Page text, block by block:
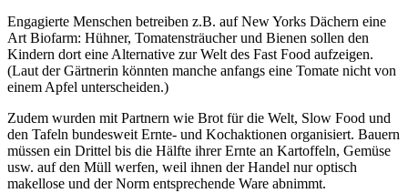
Engagierte Menschen betreiben z.B. auf New Yorks Dächern eine
Art Biofarm: Hühner, Tomatensträucher und Bienen sollen den
Kindern dort eine Alternative zur Welt des Fast Food aufzeigen.
(Laut der Gärtnerin könnten manche anfangs eine Tomate nicht von
einem Apfel unterscheiden.)
Zudem wurden mit Partnern wie Brot für die Welt, Slow Food und
den Tafeln bundesweit Ernte- und Kochaktionen organisiert. Bauern
müssen ein Drittel bis die Hälfte ihrer Ernte an Kartoffeln, Gemüse
usw. auf den Müll werfen, weil ihnen der Handel nur optisch
makellose und der Norm entsprechende Ware abnimmt.